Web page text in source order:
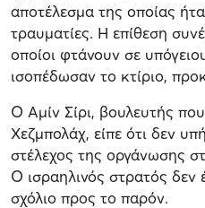
αποτέλεσμα της οποίας
τραυματίες. Η επίθεση
οποίοι φτάνουν σε
ισοπέδωσαν το κτίριο,
Ο Αμίν Σίρι, βουλευτής
Χεζμπολάχ, είπε ότι δεν
στέλεχος της οργάνωσης
Ο ισραηλινός στρατός δεν
σχόλιο προς το παρόν.